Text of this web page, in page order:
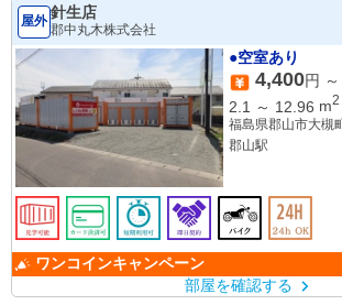
屋外 針生店
郡中丸木株式会社
●空室あり
4,400円 ～
2.1
～ 12.96 m2
福島県郡山市大槻
郡山駅
ワンコインキャンペーン
部屋を確認する